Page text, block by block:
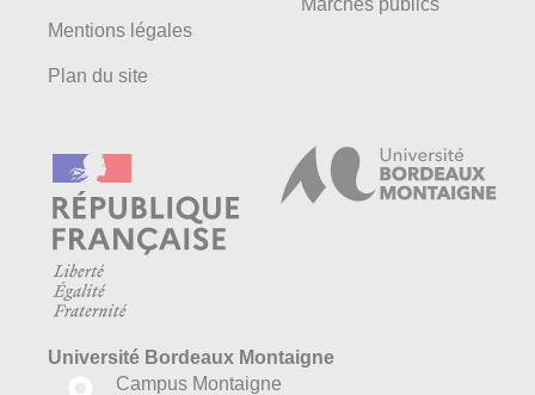
Mentions légales
Plan du site
Université Bordeaux Montaigne
Campus Montaigne